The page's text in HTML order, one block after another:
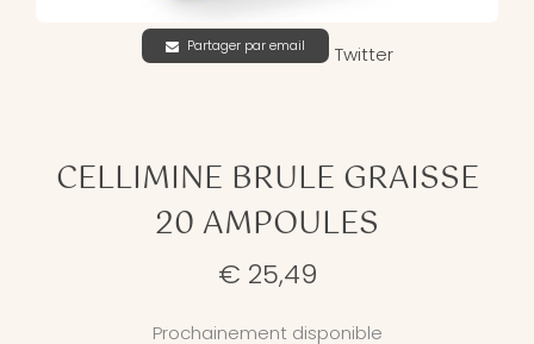
Partager par email Twitter
CELLIMINE BRULE GRAISSE
20 AMPOULES
€ 25,49
Prochainement disponible